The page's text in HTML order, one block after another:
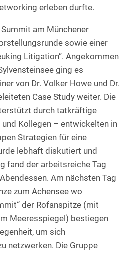
erleben durfte.
am Münchener
sowie einer
Litigation“. Angekommen
ging es
von Dr. Volker Howe und Dr.
Case Study weiter. Die
durch tatkräftige
und Kollegen – entwickelten in
Strategien für eine
lebhaft diskutiert und
fand der arbeitsreiche Tag
Am nächsten Tag
zum Achensee wo
der Rofanspitze (mit
Meeresspiegel) bestiegen
um sich
netzwerken. Die Gruppe